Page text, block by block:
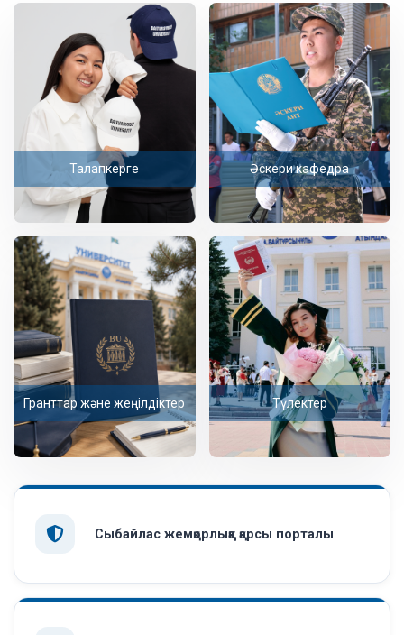
Талапкерге Әскери кафедра
Гранттар және жеңілдіктер Түлектер
Сыбайлас жемқорлыққа қарсы порталы